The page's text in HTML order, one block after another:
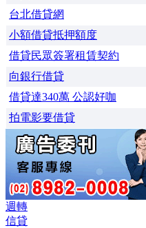
台北借貸網
小額借貸抵押額度
借貸民眾簽署租賃契約
向銀行借貸
借貸達340萬 公認好咖
拍電影要借貸
週轉
信貸